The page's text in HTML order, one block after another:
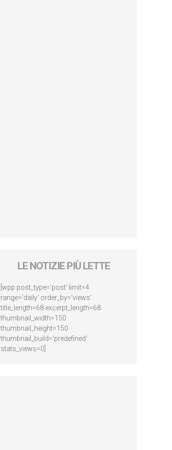
LE NOTIZIE PIÙ LETTE
[wpp post_type='post' limit=4
range='daily' order_by='views'
title_length=68 excerpt_length=68
thumbnail_width=150
thumbnail_height=150
thumbnail_build='predefined'
stats_views=0]